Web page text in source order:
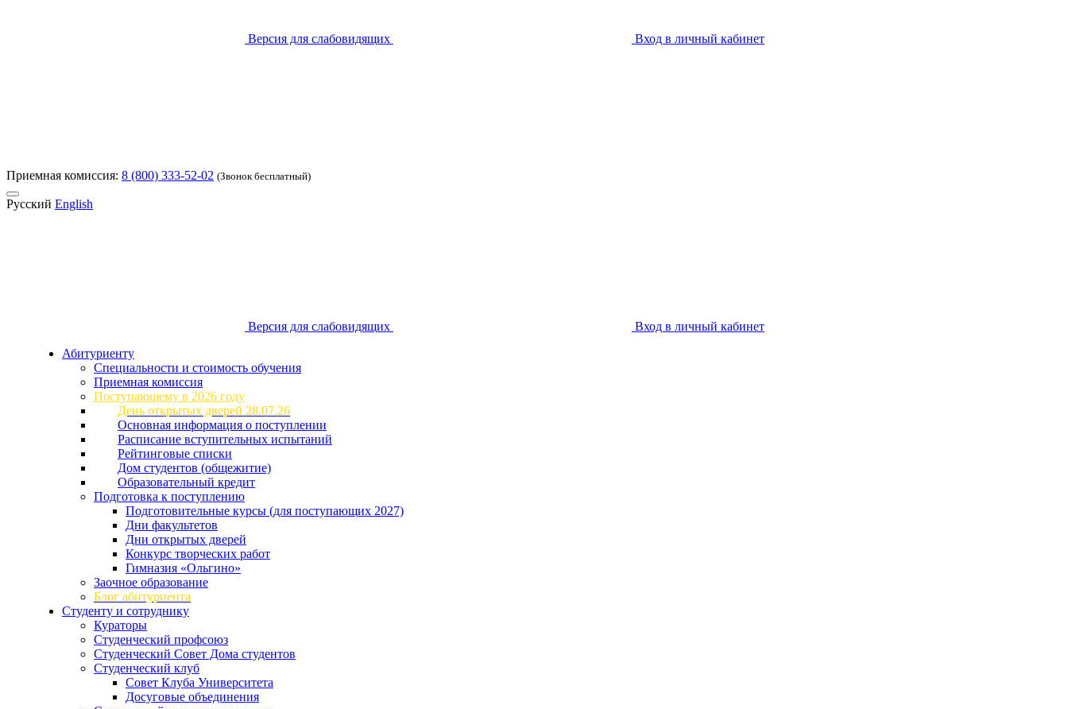
Версия для слабовидящих Вход в личный кабинет
Приемная комиссия: 8 (800) 333-52-02 (Звонок бесплатный)
Русский English
Версия для слабовидящих
Вход в личный кабинет
Абитуриенту
Специальности и стоимость обучения
Приемная комиссия
Поступающему в 2026 году
День открытых дверей 28.07.26
Основная информация о поступлении
Расписание вступительных испытаний
Рейтинговые списки
Дом студентов (общежитие)
Образовательный кредит
Подготовка к поступлению
Подготовительные курсы (для поступающих 2027)
Дни факультетов
Дни открытых дверей
Конкурс творческих работ
Гимназия «Ольгино»
Заочное образование
Блог абитуриента
Студенту и сотруднику
Кураторы
Студенческий профсоюз
Студенческий Совет Дома студентов
Студенческий клуб
Совет Клуба Университета
Досуговые объединения